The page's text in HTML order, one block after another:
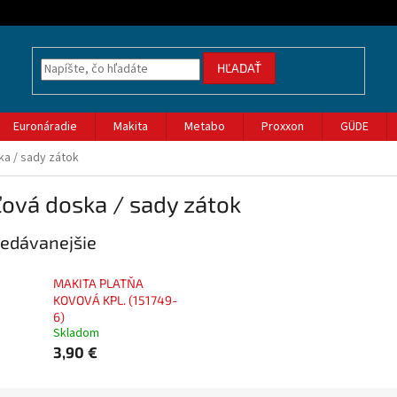
HĽADAŤ
Euronáradie Makita Metabo Proxxon GÜDE
/ sady zátok
doska / sady zátok
MAKITA PLATŇA
KOVOVÁ KPL. (151749-
6)
Skladom
3,90 €